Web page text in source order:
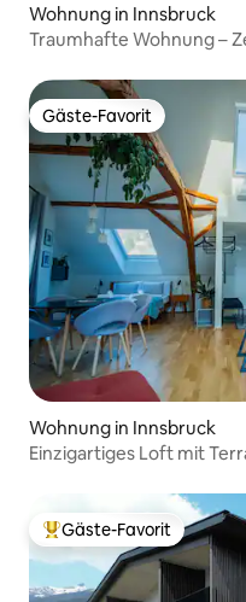
Wohnung in Innsbruck
Traumhafte Wohnung –
Gäste-Favorit
Gäste-Favorit
Wohnung in Innsbruck
Einzigartiges Loft mit
Beliebter Gäste-Favorit.
Gäste-Favorit